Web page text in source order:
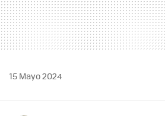
15 Mayo 2024